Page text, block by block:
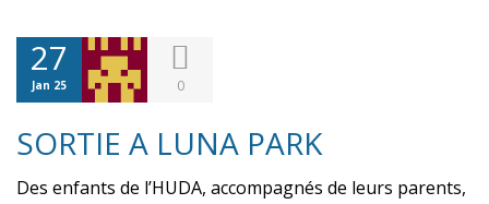
27
Jan 25 0
SORTIE A LUNA PARK
Des enfants de l’HUDA, accompagnés de leurs parents,